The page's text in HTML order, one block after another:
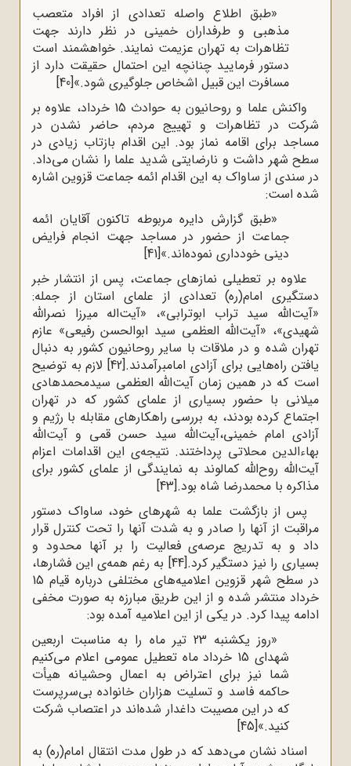
«طبق اطلاع واصله تعدادی از افراد متعصب
مذهبی و طرفداران خمینی در نظر دارند جهت
تظاهرات به تهران عزیمت نمایند. خواهشمند است
دستور فرمایید چنانچه این احتمال حقیقت دارد از
مسافرت این قبیل اشخاص جلوگیری شود.»[40]
واکنش علما و روحانیون به حوادث 15 خرداد، علاوه بر
شرکت در تظاهرات و تهییج مردم، حاضر نشدن در
مساجد برای اقامه نماز بود. این اقدام بازتاب زیادی در
سطح شهر داشت و نارضایتی شدید علما را نشان می‌داد.
در سندی از ساواک به این اقدام ائمه جماعت قزوین اشاره
شده است:
«طبق گزارش دایره مربوطه تاکنون آقایان ائمه
جماعت از حضور در مساجد جهت انجام فرایض
دینی خودداری نموده‌اند.»[41]
علاوه بر تعطیلی نمازهای جماعت، پس از انتشار خبر
دستگیری امام(ره) تعدادی از علمای استان از جمله:
«آیت‌الله سید تراب ابوترابی»، «آیت‌اله میرزا نصرالله
شهیدی»، «آیت‌الله العظمی سید ابوالحسن رفیعی» عازم
تهران شده و در ملاقات با سایر روحانیون کشور به دنبال
یافتن راه‌هایی برای آزادی امامبرآمدند.[42]لازم به توضیح
است که در همین زمان آیت‌الله العظمی سیدمحمدهادی
میلانی با حضور بسیاری از علمای کشور که در تهران
اجتماع کرده بودند، به بررسی راهکارهای مقابله با رژیم و
آزادی امام خمینی،آیت‌الله سید حسن قمی و آیت‌الله
بهاءالدین محلاتی پرداختند. نتیجه‌ی این اقدامات اعزام
آیت‌الله روح‌الله کمالوند به نمایندگی از علمای کشور برای
مذاکره با محمدرضا شاه بود.[43]
پس از بازگشت علما به شهرهای خود، ساواک دستور
مراقبت از آنها را صادر و به شدت آنها را تحت کنترل قرار
داد و به تدریج عرصه‌ی فعالیت را بر آنها محدود و
بسیاری را نیز دستگیر کرد.[44] به رغم همه‌ی این فشارها،
در سطح شهر قزوین اعلامیه‌های مختلفی درباره قیام 15
خرداد منتشر شده و از این طریق مبارزه به صورت مخفی
ادامه پیدا کرد. در یکی از این اعلامیه آمده بود:
«روز یکشنبه 23 تیر ماه را به مناسبت اربعین
شهدای 15 خرداد ماه تعطیل عمومی اعلام می‌کنیم
شما نیز برای اعتراض به اعمال وحشیانه هیأت
حاکمه فاسد و تسلیت هزاران خانواده بی‌سرپرست
که در این مصیبت داغدار شده‌اند در اعتصاب شرکت
کنید.»[45]
اسناد نشان می‌دهد که در طول مدت انتقال امام(ره) به